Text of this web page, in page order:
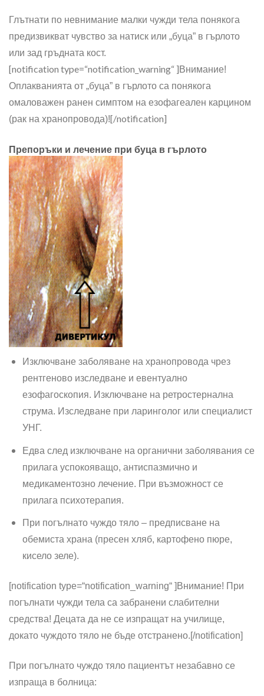
Глътнати по невнимание малки чужди тела понякога
предизвикват чувство за натиск или „буца” в гърлото
или зад гръдната кост.
[notification type=“notification_warning“ ]Внимание!
Оплакванията от „буца” в гърлото са понякога
омаловажен ранен симптом на езофагеален карцином
(рак на хранопровода)![/notification]
Препоръки и лечение при буца в гърлото
Изключване заболяване на хранопровода чрез
рентгеново изследване и евентуално
езофагоскопия. Изключване на ретростернална
струма. Изследване при ларинголог или специалист
УНГ.
Едва след изключване на органични заболявания се
прилага успокояващо, антиспазмично и
медикаментозно лечение. При възможност се
прилага психотерапия.
При погълнато чуждо тяло – предписване на
обемиста храна (пресен хляб, картофено пюре,
кисело зеле).
[notification type=“notification_warning“ ] Внимание! При
погълнати чужди тела са забранени слабителни
средства! Децата да не се изпращат на училище,
докато чуждото тяло не бъде отстранено.[/notification]
При погълнато чуждо тяло пациентът незабавно се
изпраща в болница: